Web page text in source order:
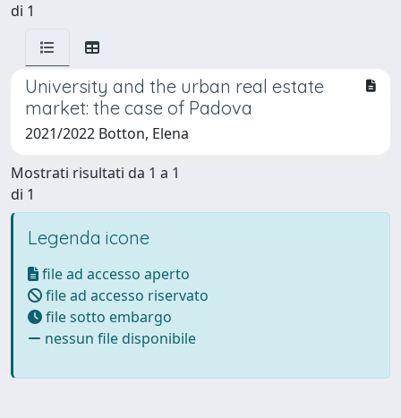
di 1
University and the urban real estate
market: the case of Padova
2021/2022 Botton, Elena
Mostrati risultati da 1 a 1
di 1
Legenda icone
file ad accesso aperto
file ad accesso riservato
file sotto embargo
nessun file disponibile